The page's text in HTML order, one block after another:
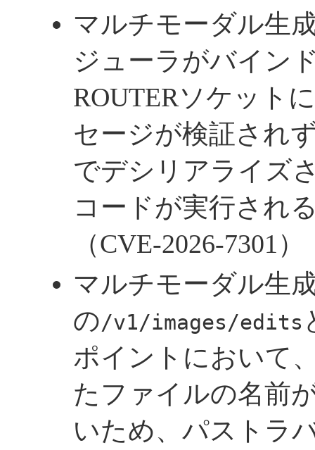
マルチモーダル生
ジューラがバイン
ROUTERソケット
セージが検証され
でデシリアライズ
コードが実行され
（CVE-2026-7301）
マルチモーダル生
の/v1/images/edits
ポイントにおいて
たファイルの名前
いため、パストラ